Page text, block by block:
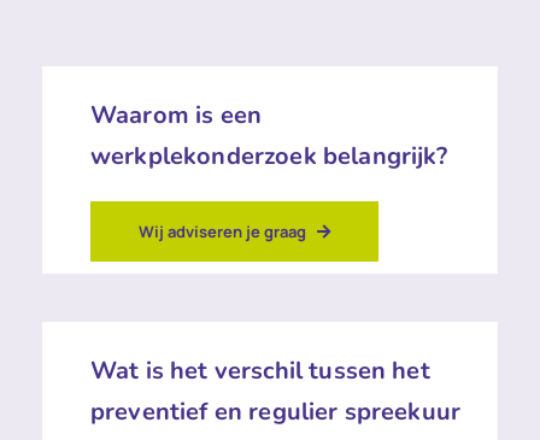
Waarom is een
werkplekonderzoek belangrijk?
Wij adviseren je graag
Wat is het verschil tussen het
preventief en regulier spreekuur